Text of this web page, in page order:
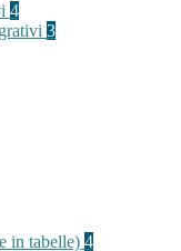
4
3
in tabelle) 4